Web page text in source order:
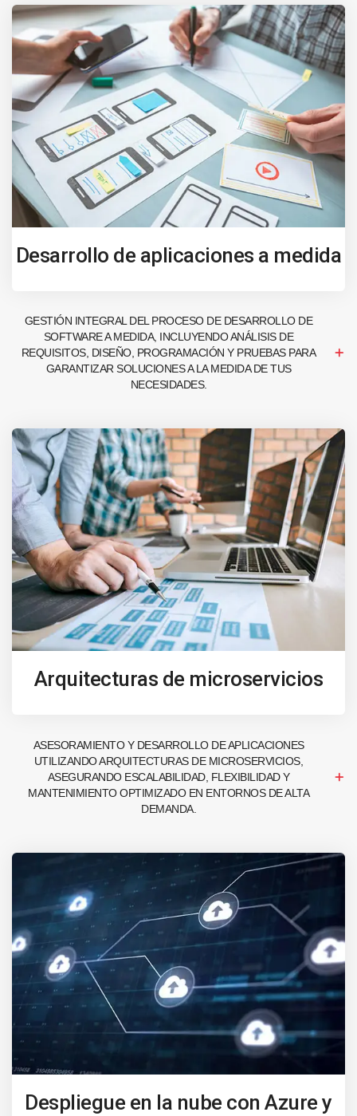
Desarrollo de aplicaciones a medida
GESTIÓN INTEGRAL DEL PROCESO DE DESARROLLO DE
SOFTWARE A MEDIDA, INCLUYENDO ANÁLISIS DE
REQUISITOS, DISEÑO, PROGRAMACIÓN Y PRUEBAS PARA
GARANTIZAR SOLUCIONES A LA MEDIDA DE TUS
NECESIDADES.
Arquitecturas de microservicios
ASESORAMIENTO Y DESARROLLO DE APLICACIONES
UTILIZANDO ARQUITECTURAS DE MICROSERVICIOS,
ASEGURANDO ESCALABILIDAD, FLEXIBILIDAD Y
MANTENIMIENTO OPTIMIZADO EN ENTORNOS DE ALTA
DEMANDA.
Despliegue en la nube con Azure y